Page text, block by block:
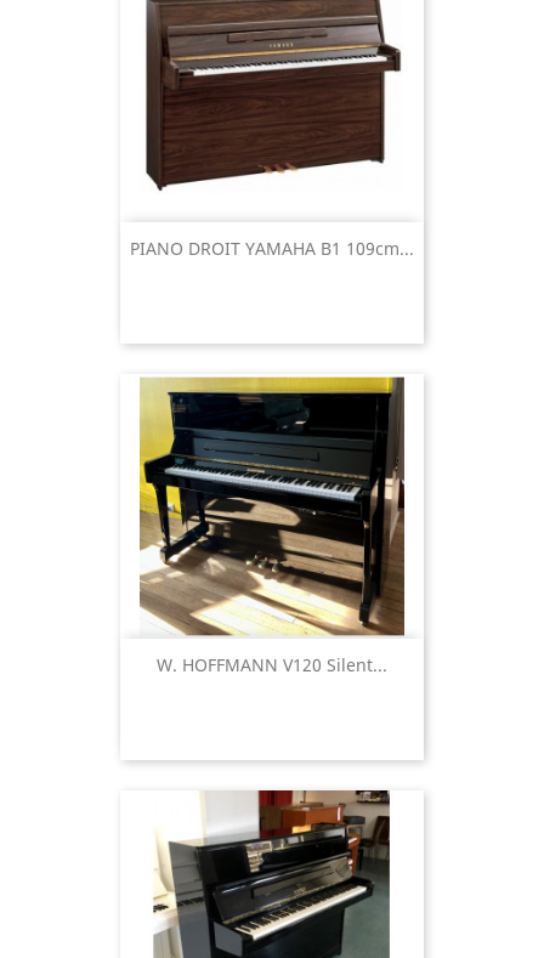
PIANO DROIT YAMAHA B1 109cm...
W. HOFFMANN V120 Silent...